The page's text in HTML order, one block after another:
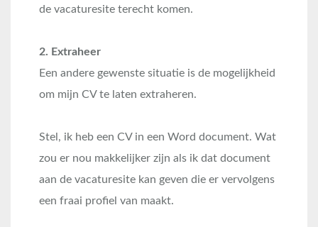
de vacaturesite terecht komen.
2. Extraheer
Een andere gewenste situatie is de mogelijkheid
om mijn CV te laten extraheren.
Stel, ik heb een CV in een Word document. Wat
zou er nou makkelijker zijn als ik dat document
aan de vacaturesite kan geven die er vervolgens
een fraai profiel van maakt.